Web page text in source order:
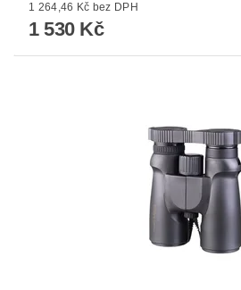
1 264,46 Kč bez DPH
1 530 Kč